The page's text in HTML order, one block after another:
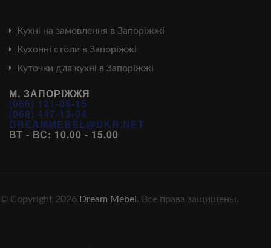
Кухні на замовлення в Запоріжжі
Кухонні столи в Запоріжжі
Куточки для кухні в Запоріжжі
М. ЗАПОРІЖЖЯ
(066) 121-06-15
(068) 447-13-04
DREAMMEBEL@UKR.NET
ВТ - ВС: 10.00 - 15.00
© Copyright 2026 Dream Mebel . Все права защищены.